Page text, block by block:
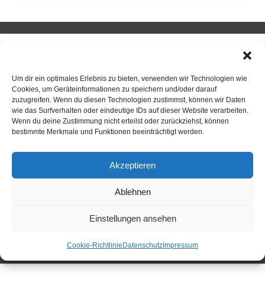
Um dir ein optimales Erlebnis zu bieten, verwenden wir Technologien wie
Cookies, um Geräteinformationen zu speichern und/oder darauf
zuzugreifen. Wenn du diesen Technologien zustimmst, können wir Daten
wie das Surfverhalten oder eindeutige IDs auf dieser Website verarbeiten.
Wenn du deine Zustimmung nicht erteilst oder zurückziehst, können
bestimmte Merkmale und Funktionen beeinträchtigt werden.
Akzeptieren
Ablehnen
Einstellungen ansehen
Cookie-Richtlinie Datenschutz Impressum
Neuigkeiten
Sportkegeln
Mannschaften
Kegelsportanlage Wittlerdamm